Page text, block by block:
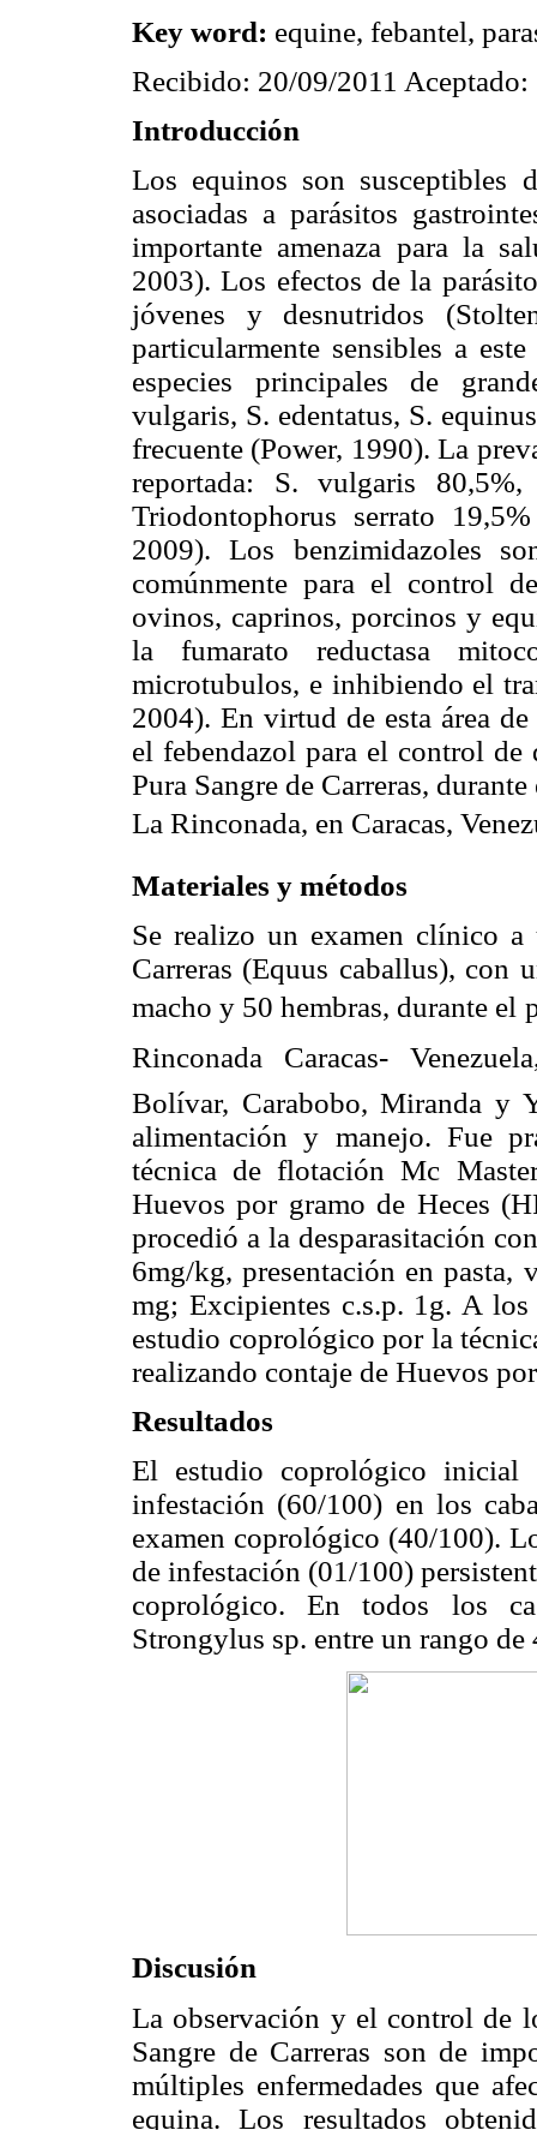
Key word: equine, febantel,
Recibido: 20/09/2011
Introducción
Los equinos son susceptibles
asociadas a parásitos
importante amenaza para la
2003). Los efectos de la
jóvenes y desnutridos
particularmente sensibles a
especies principales de
vulgaris, S. edentatus, S.
frecuente (Power, 1990). La
reportada: S. vulgaris
Triodontophorus serrato
2009). Los benzimidazoles
comúnmente para el control
ovinos, caprinos, porcinos y
la fumarato reductasa
microtubulos, e inhibiendo el
2004). En virtud de esta área
el febendazol para el control de
Pura Sangre de Carreras,
La Rinconada, en Caracas,
Materiales y métodos
Se realizo un examen clínico
Carreras (Equus caballus), con
macho y 50 hembras, durante el
Rinconada Caracas-
Bolívar, Carabobo, Miranda y
alimentación y manejo. Fue
técnica de flotación Mc
Huevos por gramo de Heces
procedió a la desparasitación
6mg/kg, presentación en
mg; Excipientes c.s.p. 1g. A
estudio coprológico por la
realizando contaje de Huevos
Resultados
El estudio coprológico inicial
infestación (60/100) en los
examen coprológico (40/100).
de infestación (01/100)
coprológico. En todos los
Strongylus sp. entre un rango
Discusión
La observación y el control de
Sangre de Carreras son de
múltiples enfermedades que
equina. Los resultados